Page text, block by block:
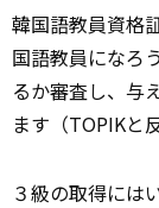
韓国語教員資格
国語教員になろ
るか審査し、与
ます（TOPIKと
３級の取得には